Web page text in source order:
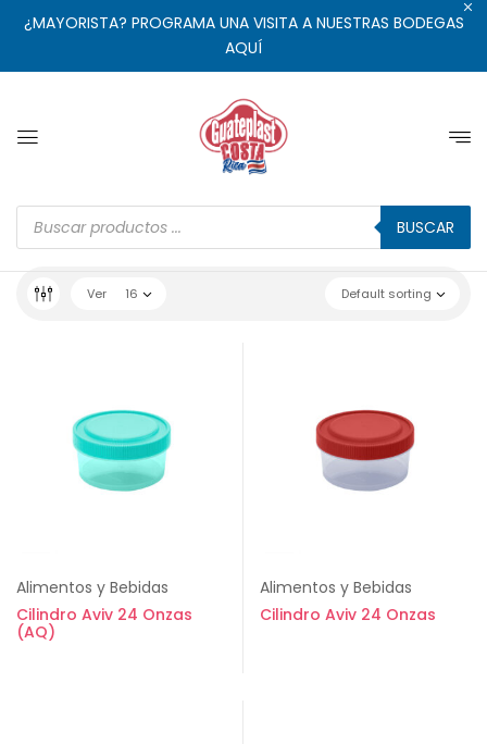
¿MAYORISTA? PROGRAMA UNA VISITA A NUESTRAS BODEGAS
AQUÍ
BUSCAR
Default sorting
Ver 16
Alimentos y Bebidas
Cilindro Aviv 24 Onzas
(AQ)
Alimentos y Bebidas
Cilindro Aviv 24 Onzas